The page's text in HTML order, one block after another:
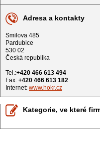
Adresa a kontakty
Smilova 485
Pardubice
530 02
Česká republika
Tel.:+420 466 613 494
Fax: +420 466 613 182
Internet: www.hokr.cz
Kategorie, ve které